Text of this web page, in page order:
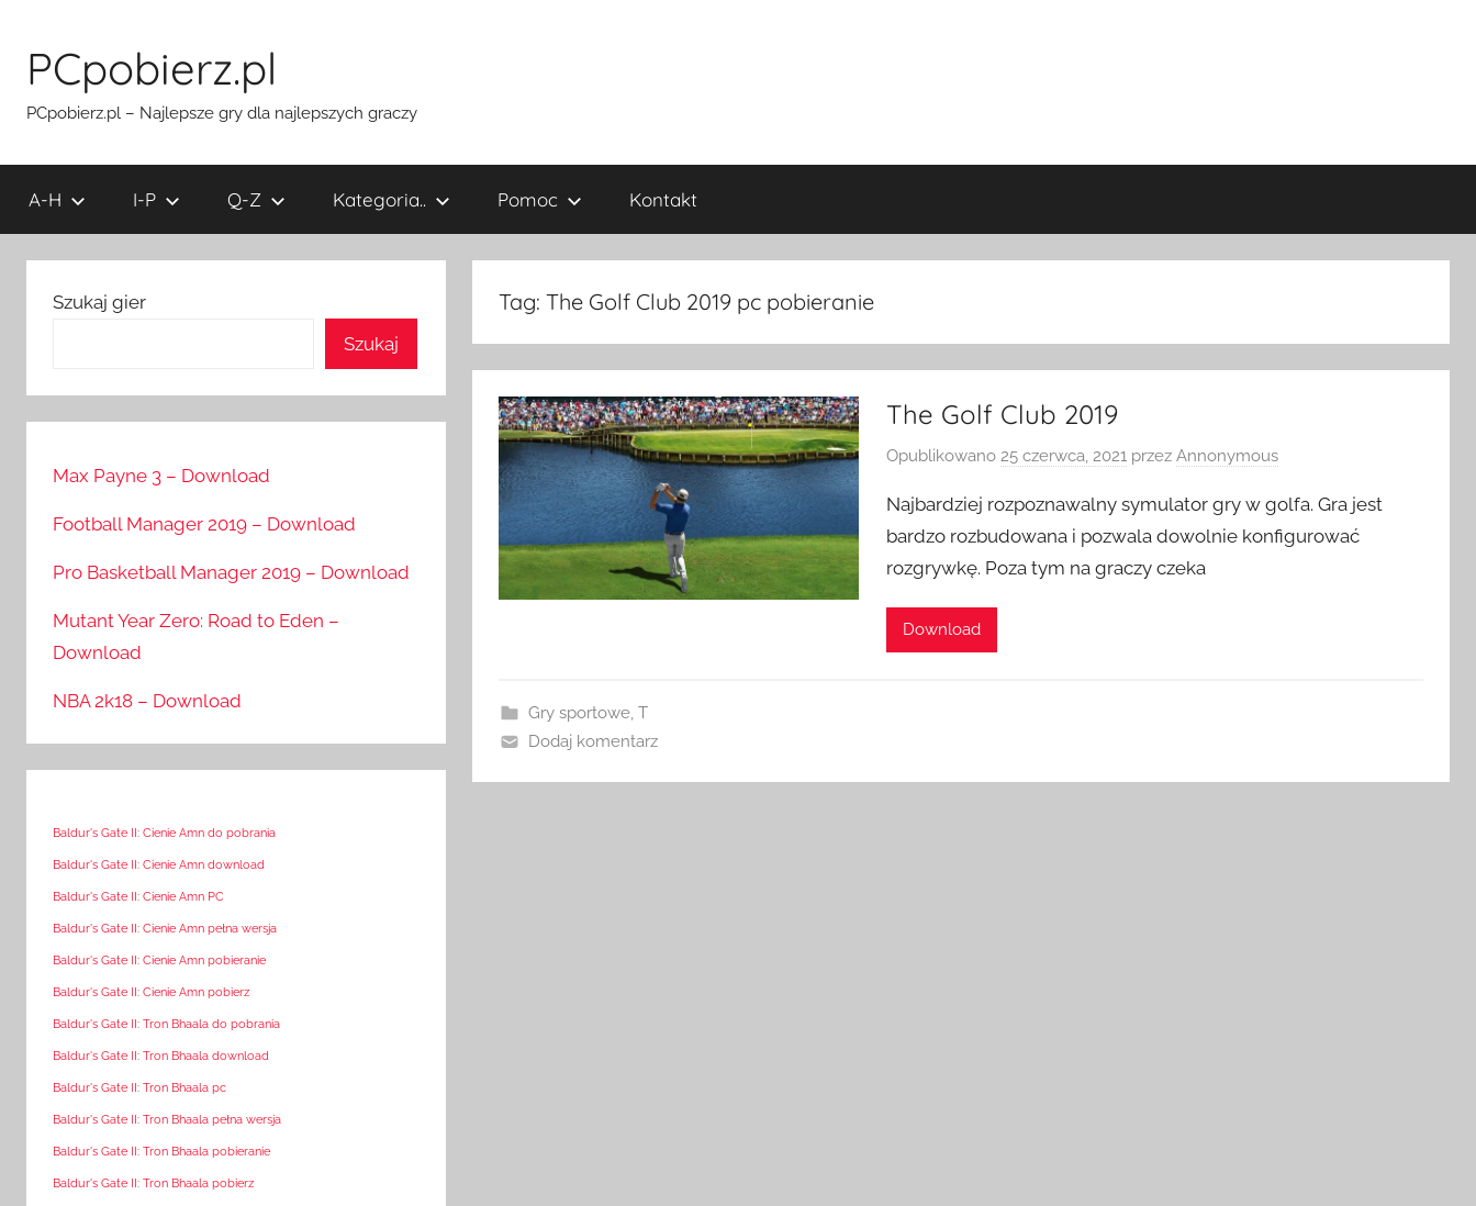
treściPCpobierz.pl
PCpobierz.pl – Najlepsze gry dla najlepszych graczy
A-H I-P Q-Z Kategoria.. Pomoc Kontakt
Tag: The Golf Club 2019 pc pobieranie
The Golf Club 2019
Opublikowano 25 czerwca, 2021 przezAnnonymous
Najbardziej rozpoznawalny symulator gry w golfa. Gra jest
bardzo rozbudowana i pozwala dowolnie konfigurować
rozgrywkę. Poza tym na graczy czeka
Download
Gry sportowe,T
Dodaj komentarz
Szukaj gier
Szukaj
Max Payne 3 – Download
Football Manager 2019 – Download
Pro Basketball Manager 2019 – Download
Mutant Year Zero: Road to Eden –
Download
NBA 2k18 – Download
Baldur's Gate II: Cienie Amn do pobrania
Baldur's Gate II: Cienie Amn download
Baldur's Gate II: Cienie Amn PC
Baldur's Gate II: Cienie Amn pełna wersja
Baldur's Gate II: Cienie Amn pobieranie
Baldur's Gate II: Cienie Amn pobierz
Baldur's Gate II: Tron Bhaala do pobrania
Baldur's Gate II: Tron Bhaala download
Baldur's Gate II: Tron Bhaala pc
Baldur's Gate II: Tron Bhaala pełna wersja
Baldur's Gate II: Tron Bhaala pobieranie
Baldur's Gate II: Tron Bhaala pobierz